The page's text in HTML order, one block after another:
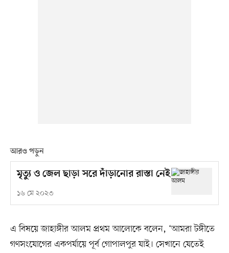
আরও পড়ুন
মৃত্যু ও জেল ছাড়া সরে দাঁড়ানোর রাস্তা নেই
১৬ মে ২০২৩
এ বিষয়ে জাহাঙ্গীর আলম প্রথম আলোকে বলেন, ‘আমরা টঙ্গীতে
গণসংযোগের একপর্যায়ে পূর্ব গোপালপুর যাই। সেখানে যেতেই